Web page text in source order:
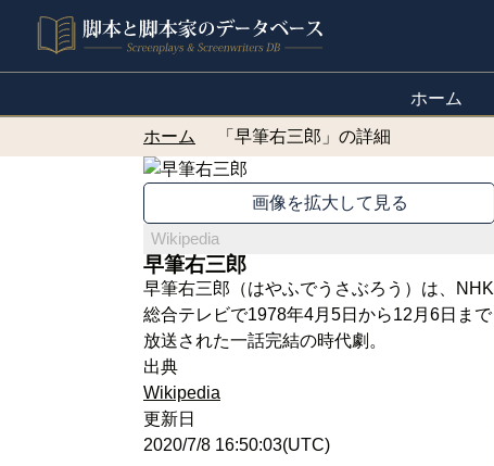
ホーム
ホーム 「早筆右三郎」の詳細
画像を拡大して見る
Wikipedia
早筆右三郎
早筆右三郎（はやふでうさぶろう）は、NHK
総合テレビで1978年4月5日から12月6日まで
放送された一話完結の時代劇。
出典
Wikipedia
更新日
2020/7/8 16:50:03(UTC)